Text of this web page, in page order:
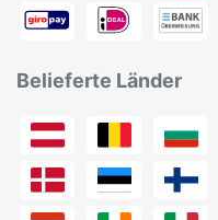
Belieferte Länder